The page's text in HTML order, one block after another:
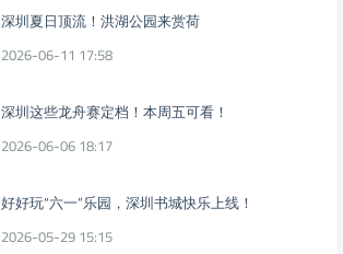
深圳夏日顶流！洪湖公园来赏荷
2026-06-11 17:58
深圳这些龙舟赛定档！本周五可看！
2026-06-06 18:17
好好玩“六一”乐园，深圳书城快乐上线！
2026-05-29 15:15